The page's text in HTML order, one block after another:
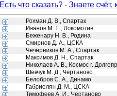
Есть что сказать? - Знаете счёт,
Рохман Д. В., Спартак
Иванов М. Е., Локомотив
Беженару Н. В., Родина
Смирнов Д. А., ЦСКА
Чечерников М. А., Спартак
Максимов Д. Н., Спартак
Николаев А. В., Космос г.
Шевчук М. Д., Чертаново
Белобров С. А., Динамо
Габриелян Д. М., ЦСКА
Тимофеев А. И., Чертаново